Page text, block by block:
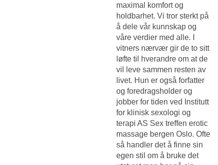
maximal komfort og
holdbarhet. Vi tror sterkt på
å dele vår kunnskap og
våre verdier med alle. I
vitners nærvær gir de to sitt
løfte til hverandre om at de
vil leve sammen resten av
livet. Hun er også forfatter
og foredragsholder og
jobber for tiden ved Institutt
for klinisk sexologi og
terapi AS Sex treffen erotic
massage bergen Oslo. Ofte
så handler det å finne sin
egen stil om å bruke det